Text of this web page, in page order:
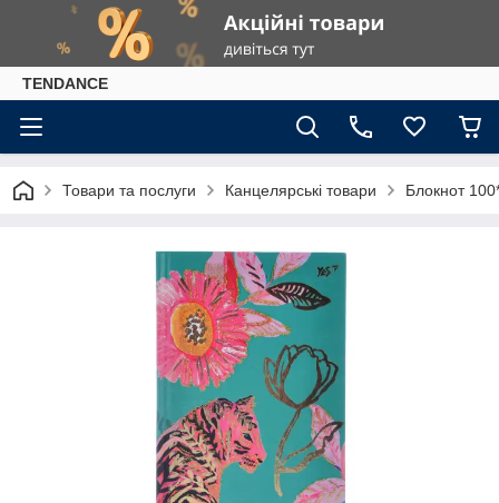
TENDANCE
Товари та послуги Канцелярські товари Блокнот